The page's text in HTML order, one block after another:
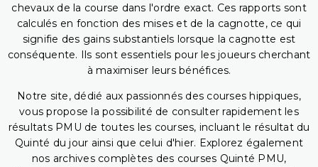
chevaux de la course dans l'ordre exact. Ces rapports sont
calculés en fonction des mises et de la cagnotte, ce qui
signifie des gains substantiels lorsque la cagnotte est
conséquente. Ils sont essentiels pour les joueurs cherchant
à maximiser leurs bénéfices.
Notre site, dédié aux passionnés des courses hippiques,
vous propose la possibilité de consulter rapidement les
résultats PMU de toutes les courses, incluant le résultat du
Quinté du jour ainsi que celui d'hier. Explorez également
nos archives complètes des courses Quinté PMU,